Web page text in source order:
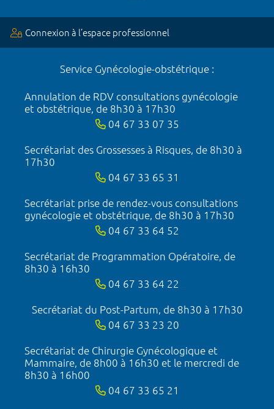
Connexion à l’espace professionnel
Service Gynécologie-obstétrique :
Annulation de RDV consultations gynécologie
et obstétrique, de 8h30 à 17h30
04 67 33 07 35
Secrétariat des Grossesses à Risques, de 8h30 à
17h30
04 67 33 65 31
Secrétariat prise de rendez-vous consultations
gynécologie et obstétrique, de 8h30 à 17h30
04 67 33 64 52
Secrétariat de Programmation Opératoire, de
8h30 à 16h30
04 67 33 64 22
Secrétariat du Post-Partum, de 8h30 à 17h30
04 67 33 23 20
Secrétariat de Chirurgie Gynécologique et
Mammaire, de 8h00 à 16h30 et le mercredi de
8h30 à 16h00
04 67 33 65 21